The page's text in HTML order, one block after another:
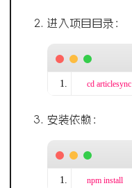
进入项目目录：
cd articlesync
安装依赖：
npm install